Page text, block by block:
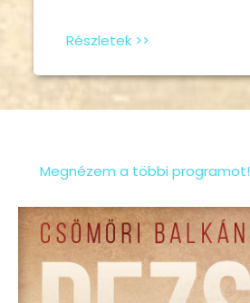
Részletek >>
Megnézem a többi programot!